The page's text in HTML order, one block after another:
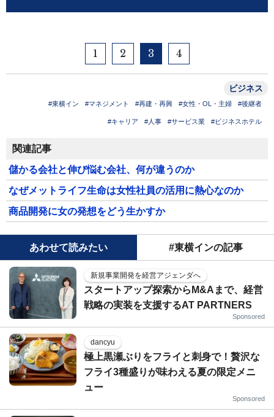
1 2 3 4
ビジネス
#東横イン #マネジメント #再建・再興 #女性・OL・主婦 #後継者
#キャリア #人事 #サービス業 #ビジネスホテル
関連記事
儲かる会社と伸び悩む会社、何が違うのか
なぜメットライフ生命は女性社員の活用に熱心なのか
商品開発に女の発想をどう生かすか
あわせて読みたい #東横インの記事
新規事業開発を経営アジェンダへ
スタートアップ探索からM&Aまで、経営
戦略の実装を支援するAT PARTNERS
Sponsored
dancyu
極上黒瀬ぶりをフライと刺身で！贅沢な
フライ3種盛りが味わえる夏の限定メニ
ュー
Sponsored